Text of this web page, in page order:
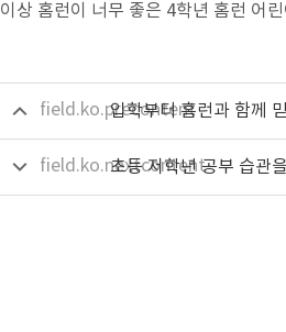
이상 홈런이 너무 좋은 4학년 홈런
field.ko.precontent
입학부터 홈런과 함께
field.ko.nextcontent
초등 저학년 공부 습관